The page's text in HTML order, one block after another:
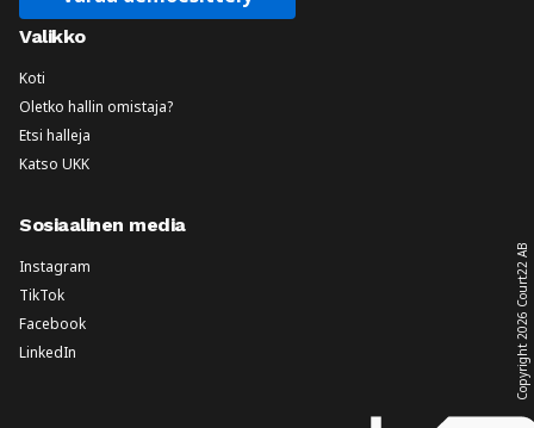
Valikko
Koti
Oletko hallin omistaja?
Etsi halleja
Katso UKK
Sosiaalinen media
Instagram
TikTok
Facebook
LinkedIn
Copyright
2026
Court22 AB